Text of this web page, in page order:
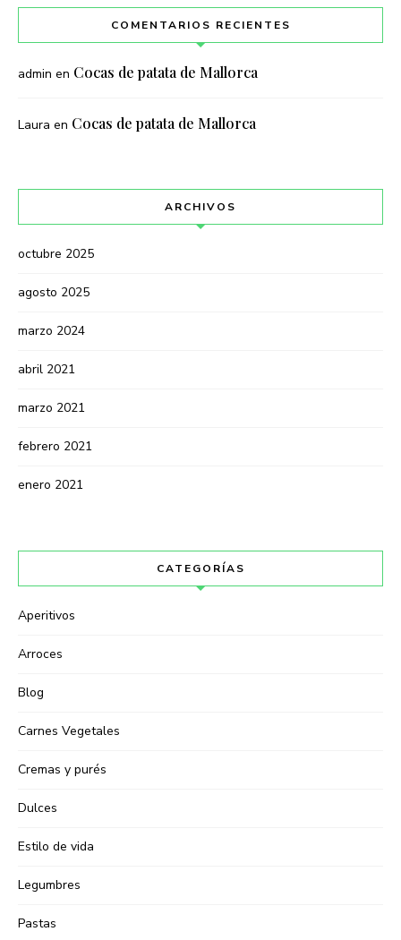
COMENTARIOS RECIENTES
admin en Cocas de patata de Mallorca
Laura en Cocas de patata de Mallorca
ARCHIVOS
octubre 2025
agosto 2025
marzo 2024
abril 2021
marzo 2021
febrero 2021
enero 2021
CATEGORÍAS
Aperitivos
Arroces
Blog
Carnes Vegetales
Cremas y purés
Dulces
Estilo de vida
Legumbres
Pastas